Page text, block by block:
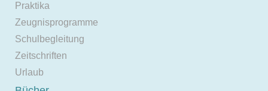
Praktika
Zeugnisprogramme
Schulbegleitung
Zeitschriften
Urlaub